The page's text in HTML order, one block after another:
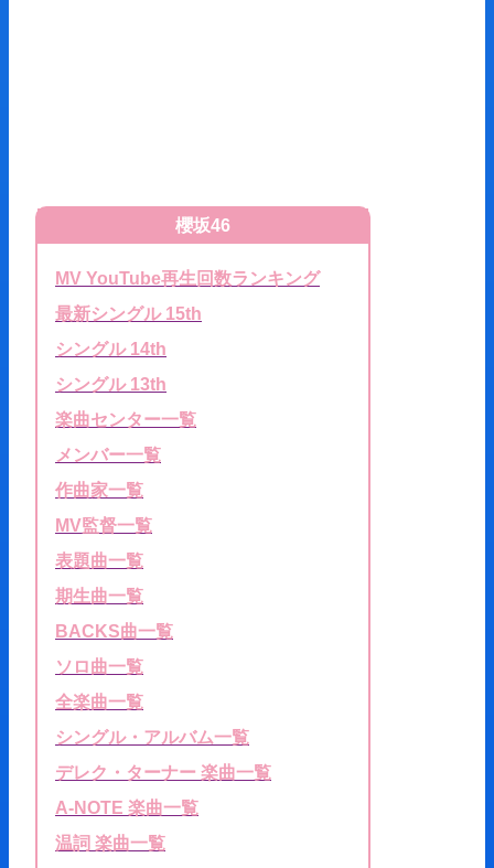
櫻坂46
MV YouTube再生回数ランキング
最新シングル 15th
シングル 14th
シングル 13th
楽曲センター一覧
メンバー一覧
作曲家一覧
MV監督一覧
表題曲一覧
期生曲一覧
BACKS曲一覧
ソロ曲一覧
全楽曲一覧
シングル・アルバム一覧
デレク・ターナー 楽曲一覧
A-NOTE 楽曲一覧
温詞 楽曲一覧